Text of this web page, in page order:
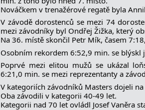
Nováčkem v trenažérové regatě byla
V závodě dorostenců se mezi 74
mezi závodníky byl Ondřej Žižka, který
Na 36. místě skončil Petr Mík, časem
Osobním rekordem 6:52,9 min. se blýskl
Poprvé mezi elitou mužů se ukázal
6:21,0 min. se mezi reprezentanty a
V kategoriích závodníků Masters dojeli
Oba závodili v kategorii 40-49 let.
Kategorii nad 70 let ovládl Josef Vaněra